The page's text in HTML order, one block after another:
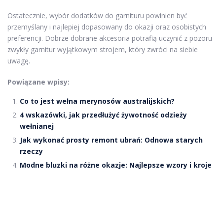
Ostatecznie, wybór dodatków do garnituru powinien być
przemyślany i najlepiej dopasowany do okazji oraz osobistych
preferencji. Dobrze dobrane akcesoria potrafią uczynić z pozoru
zwykły garnitur wyjątkowym strojem, który zwróci na siebie
uwagę.
Powiązane wpisy:
Co to jest wełna merynosów australijskich?
4 wskazówki, jak przedłużyć żywotność odzieży
wełnianej
Jak wykonać prosty remont ubrań: Odnowa starych
rzeczy
Modne bluzki na różne okazje: Najlepsze wzory i kroje